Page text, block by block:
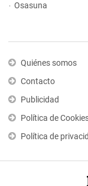
Osasuna
Quiénes somos
Contacto
Publicidad
Política de
Política de